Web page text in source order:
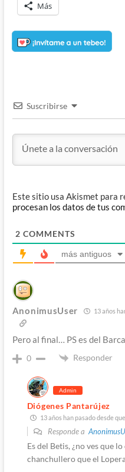
Más
Suscribirse
Este sitio usa Akismet para
procesan los datos de tus
2 COMMENTS
más antiguos
AnonimusUser 13 años
Pero al final… PS es del
0 Responder
Admin
Diógenes Pantarújez
13 años han pasado desde
Responde a
Es del Betis, ¿no ves que
chanchullero que el